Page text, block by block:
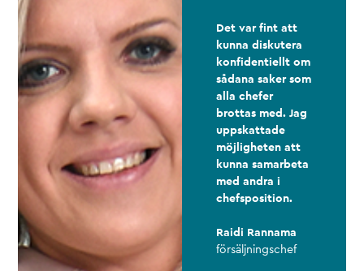
Det var fint att
kunna diskutera
konfidentiellt om
sådana saker som
alla chefer
brottas med. Jag
uppskattade
möjligheten att
kunna samarbeta
med andra i
chefsposition.
Raidi Rannama
försäljningschef